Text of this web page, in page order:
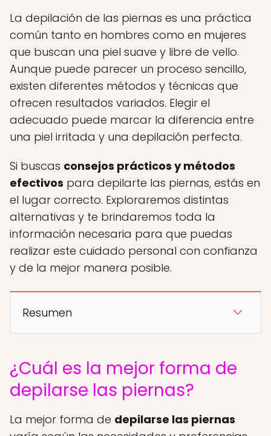
La depilación de las piernas es una práctica
común tanto en hombres como en mujeres
que buscan una piel suave y libre de vello.
Aunque puede parecer un proceso sencillo,
existen diferentes métodos y técnicas que
ofrecen resultados variados. Elegir el
adecuado puede marcar la diferencia entre
una piel irritada y una depilación perfecta.
Si buscas consejos prácticos y métodos
efectivos para depilarte las piernas, estás en
el lugar correcto. Exploraremos distintas
alternativas y te brindaremos toda la
información necesaria para que puedas
realizar este cuidado personal con confianza
y de la mejor manera posible.
Resumen
¿Cuál es la mejor forma de
depilarse las piernas?
La mejor forma de depilarse las piernas